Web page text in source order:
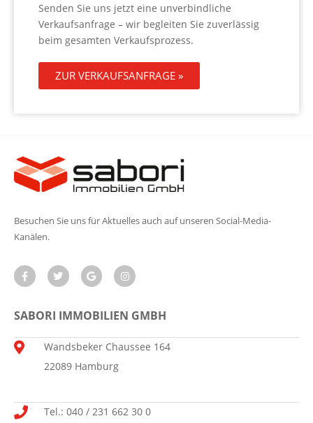
Senden Sie uns jetzt eine unverbindliche
Verkaufsanfrage – wir begleiten Sie zuverlässig
beim gesamten Verkaufsprozess.
ZUR VERKAUFSANFRAGE »
Besuchen Sie uns für Aktuelles auch auf unseren Social-Media-
Kanälen.
SABORI IMMOBILIEN GMBH
Wandsbeker Chaussee 164
22089 Hamburg
Tel.: 040 / 231 662 30 0